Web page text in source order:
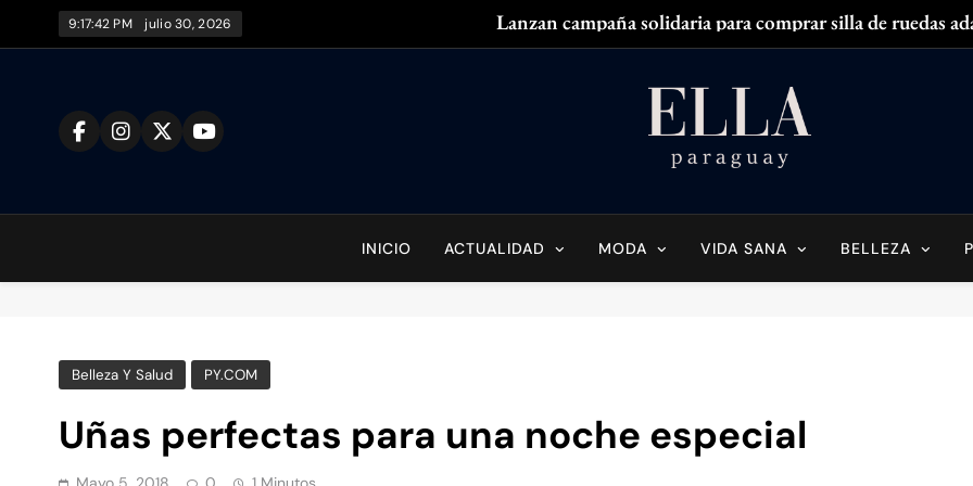
9:17:43 PM julio 30, 2026
Lanzan campaña solidaria para comprar silla de ruedas
Zendaya
Ella Paraguay
INICIO ACTUALIDAD MODA VIDA SANA BELLEZA
Belleza Y Salud PY.COM
Uñas perfectas para una noche especial